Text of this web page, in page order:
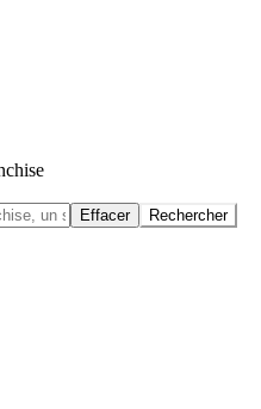
Effacer Rechercher